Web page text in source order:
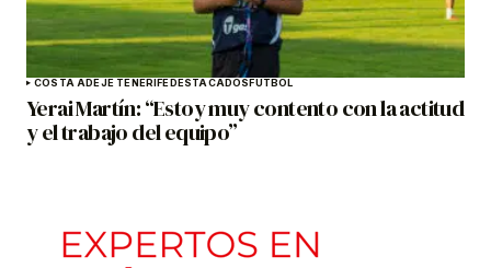
COSTA ADEJE TENERIFEDESTACADOSFÚTBOL
Yerai Martín: “Estoy muy contento con la actitud
y el trabajo del equipo”